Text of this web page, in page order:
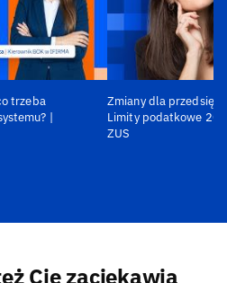
trzeba
|
Zmiany dla
Limity podatkowe
ZUS
Cię zaciekawią